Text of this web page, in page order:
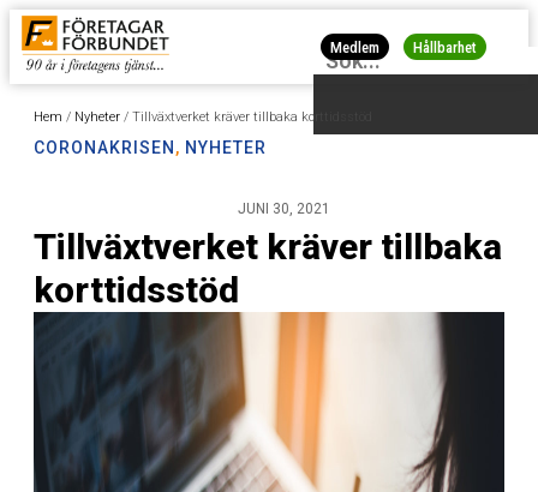
Medlem Hållbarhet
Hem / Nyheter / Tillväxtverket kräver tillbaka korttidsstöd
CORONAKRISEN , NYHETER
JUNI 30, 2021
Tillväxtverket kräver tillbaka
korttidsstöd